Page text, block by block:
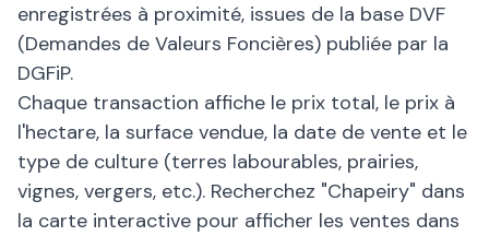
enregistrées à proximité, issues de la base DVF
(Demandes de Valeurs Foncières) publiée par la
DGFiP.
Chaque transaction affiche le prix total, le prix à
l'hectare, la surface vendue, la date de vente et le
type de culture (terres labourables, prairies,
vignes, vergers, etc.). Recherchez "Chapeiry" dans
la carte interactive pour afficher les ventes dans